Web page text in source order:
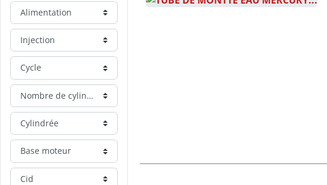
Alimentation
Injection
Cycle
Nombre de cylindre
Cylindrée
Base moteur
Cid